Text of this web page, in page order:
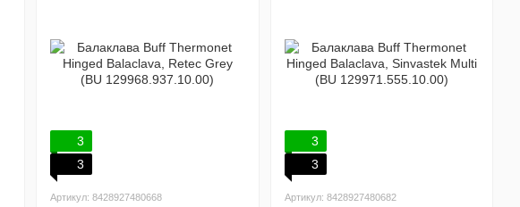
3
3
Артикул: 8428927480668
3
3
Артикул: 8428927480682